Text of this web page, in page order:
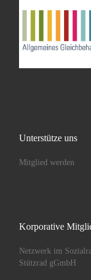
Unterstütze uns
Mitglied werden
Korporative
Netzwerk im
Stützrad gGmbH